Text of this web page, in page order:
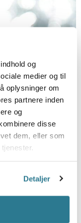
og
medier og til
oplysninger om
partnere inden
og
disse
dem, eller som
Detaljer
kvikke og
skilles? Det kan
når det skal være
Det
voksne